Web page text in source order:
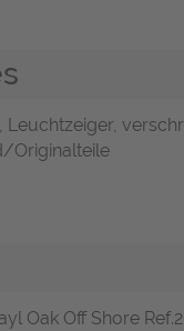
Leuchtzeiger,
Originalteile
Off Shore